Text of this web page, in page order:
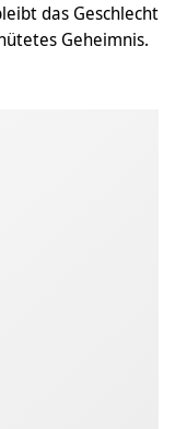
das Geschlecht
Geheimnis.